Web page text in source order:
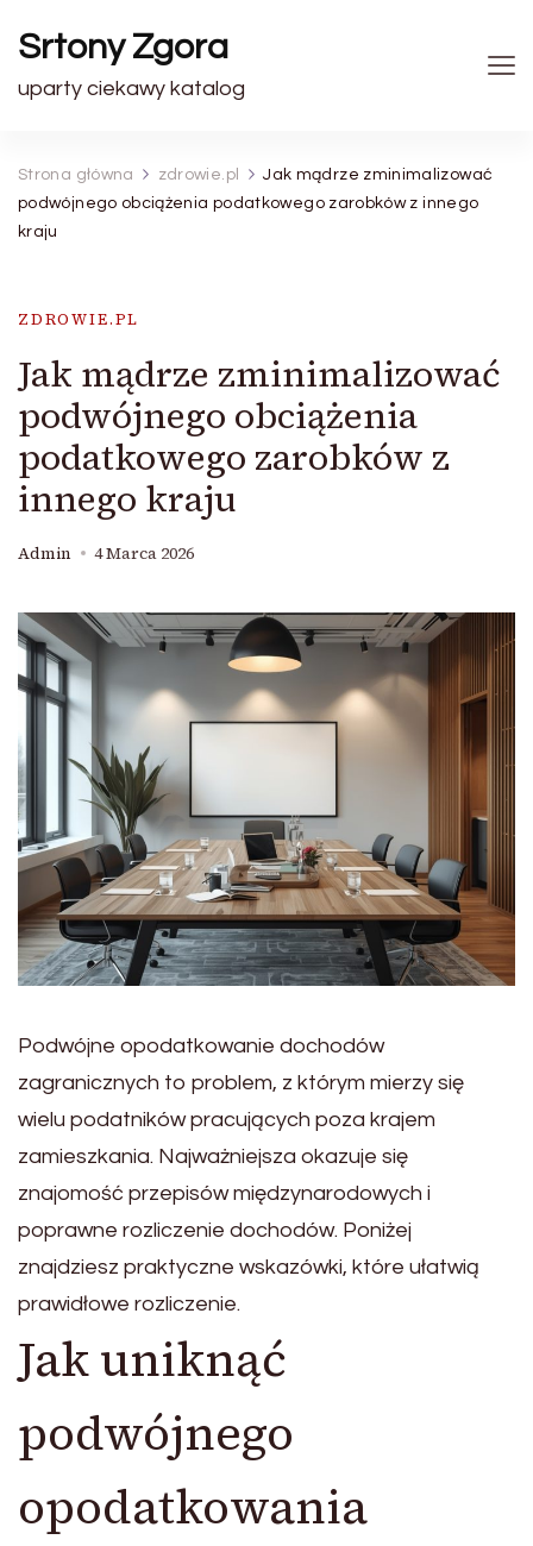
Srtony Zgora
uparty ciekawy katalog
Strona główna zdrowie.pl
Jak mądrze zminimalizować
podwójnego obciążenia podatkowego zarobków z innego
kraju
ZDROWIE.PL
Jak mądrze zminimalizować
podwójnego obciążenia
podatkowego zarobków z
innego kraju
Admin 4 Marca 2026
Podwójne opodatkowanie dochodów
zagranicznych to problem, z którym mierzy się
wielu podatników pracujących poza krajem
zamieszkania. Najważniejsza okazuje się
znajomość przepisów międzynarodowych i
poprawne rozliczenie dochodów. Poniżej
znajdziesz praktyczne wskazówki, które ułatwią
prawidłowe rozliczenie.
Jak uniknąć
podwójnego
opodatkowania